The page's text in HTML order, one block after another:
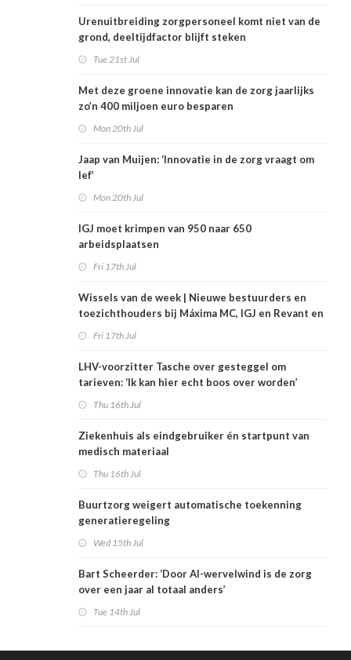
Urenuitbreiding zorgpersoneel komt niet van de
grond, deeltijdfactor blijft steken
Tue 21st Jul
Met deze groene innovatie kan de zorg jaarlijks
zo’n 400 miljoen euro besparen
Mon 20th Jul
Jaap van Muijen: ‘Innovatie in de zorg vraagt om
lef’
Mon 20th Jul
IGJ moet krimpen van 950 naar 650
arbeidsplaatsen
Fri 17th Jul
Wissels van de week | Nieuwe bestuurders en
toezichthouders bij Máxima MC, IGJ en Revant en
Fri 17th Jul
LHV-voorzitter Tasche over gesteggel om
tarieven: ‘Ik kan hier echt boos over worden’
Thu 16th Jul
Ziekenhuis als eindgebruiker én startpunt van
medisch materiaal
Thu 16th Jul
Buurtzorg weigert automatische toekenning
generatieregeling
Wed 15th Jul
Bart Scheerder: ‘Door AI-wervelwind is de zorg
over een jaar al totaal anders’
Tue 14th Jul